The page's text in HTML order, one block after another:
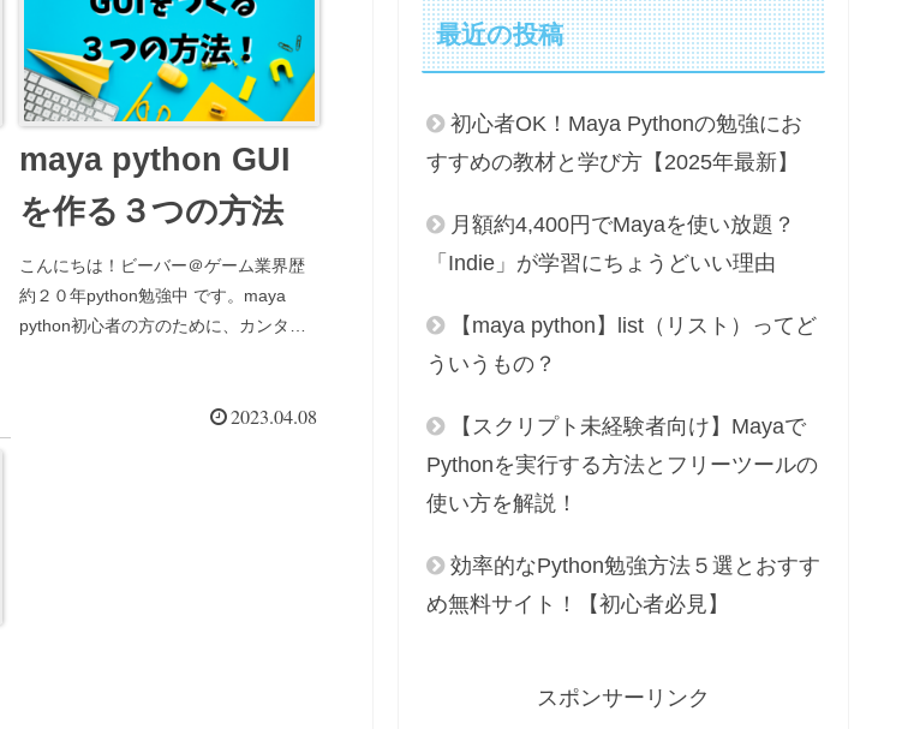
maya python GUI
を作る３つの方法
こんにちは！ビーバー＠ゲーム業界歴
約２０年python勉強中 です。maya
python初心者の方のために、カンタ
て、どんな手段があるの？とお探しの
2023.04.08
最近の投稿
初心者OK！Maya Pythonの勉強にお
すすめの教材と学び方【2025年最新】
月額約4,400円でMayaを使い放題？
「Indie」が学習にちょうどいい理由
【maya python】list（リスト）ってど
ういうもの？
【スクリプト未経験者向け】Mayaで
Pythonを実行する方法とフリーツールの
使い方を解説！
効率的なPython勉強方法５選とおすす
め無料サイト！【初心者必見】
スポンサーリンク